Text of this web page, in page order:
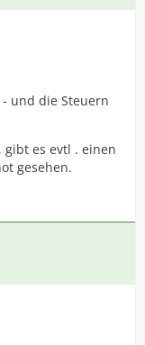
und die Steuern
gibt es evtl . einen
gesehen.